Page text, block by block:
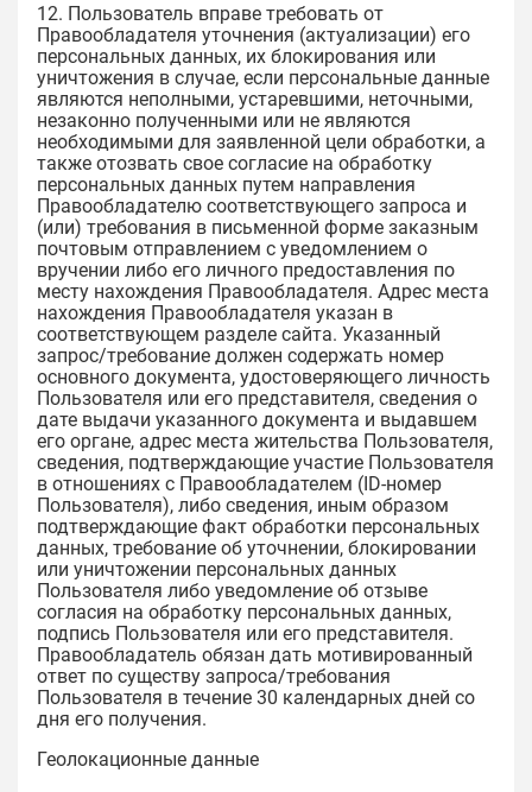
12. Пользователь вправе требовать от
Правообладателя уточнения (актуализации) его
персональных данных, их блокирования или
уничтожения в случае, если персональные данные
являются неполными, устаревшими, неточными,
незаконно полученными или не являются
необходимыми для заявленной цели обработки, а
также отозвать свое согласие на обработку
персональных данных путем направления
Правообладателю соответствующего запроса и
(или) требования в письменной форме заказным
почтовым отправлением с уведомлением о
вручении либо его личного предоставления по
месту нахождения Правообладателя. Адрес места
нахождения Правообладателя указан в
соответствующем разделе сайта. Указанный
запрос/требование должен содержать номер
основного документа, удостоверяющего личность
Пользователя или его представителя, сведения о
дате выдачи указанного документа и выдавшем
его органе, адрес места жительства Пользователя,
сведения, подтверждающие участие Пользователя
в отношениях с Правообладателем (ID-номер
Пользователя), либо сведения, иным образом
подтверждающие факт обработки персональных
данных, требование об уточнении, блокировании
или уничтожении персональных данных
Пользователя либо уведомление об отзыве
согласия на обработку персональных данных,
подпись Пользователя или его представителя.
Правообладатель обязан дать мотивированный
ответ по существу запроса/требования
Пользователя в течение 30 календарных дней со
дня его получения.
Геолокационные данные